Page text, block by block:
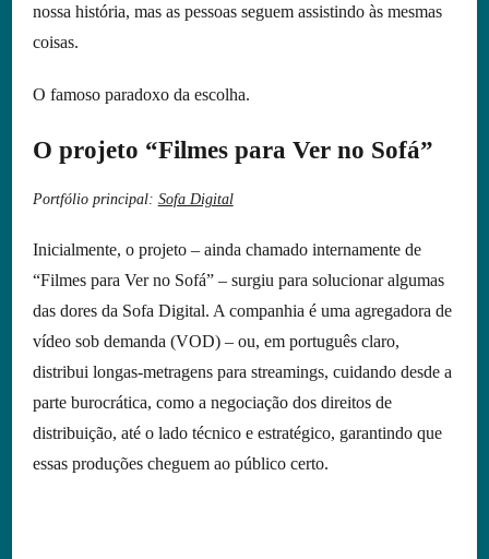
nossa história, mas as pessoas seguem assistindo às mesmas
coisas.
O famoso paradoxo da escolha.
O projeto “Filmes para Ver no Sofá”
Portfólio principal: Sofa Digital
Inicialmente, o projeto – ainda chamado internamente de
“Filmes para Ver no Sofá” – surgiu para solucionar algumas
das dores da Sofa Digital. A companhia é uma agregadora de
vídeo sob demanda (VOD) – ou, em português claro,
distribui longas-metragens para streamings, cuidando desde a
parte burocrática, como a negociação dos direitos de
distribuição, até o lado técnico e estratégico, garantindo que
essas produções cheguem ao público certo.